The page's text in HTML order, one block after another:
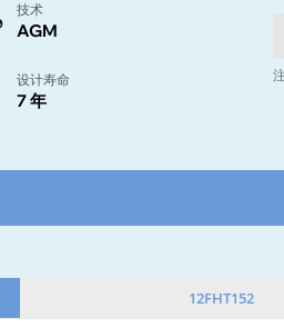
技术
AGM
设计寿命
7 年
12FHT152